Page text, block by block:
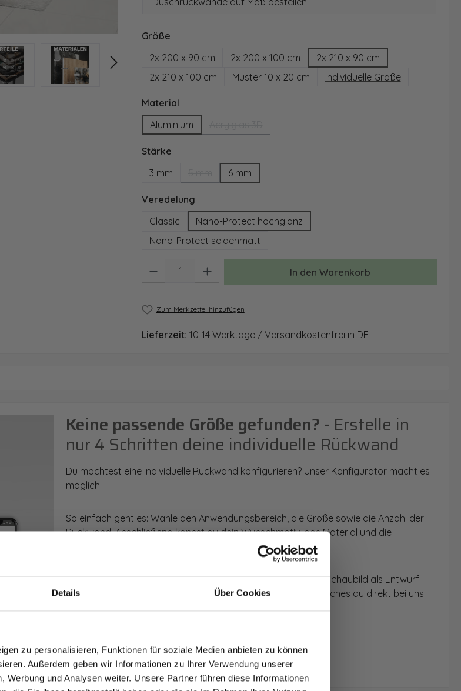
Details Über Cookies
zu personalisieren, Funktionen für soziale Medien anbieten zu können
Außerdem geben wir Informationen zu Ihrer Verwendung unserer
Werbung und Analysen weiter. Unsere Partner führen diese Informationen
Größeauswählen
2x 200 x 90 cm
2x 200 x 100 cm
2x 210 x 90 cm
2x 210 x 100 cm
Muster 10 x 20 cm Individuelle Größe
Materialauswählen
Aluminium
Stärkeauswählen
3 mm
(Diese Option ist zurzeit nicht verfügbar.)
6 mm
Veredelungauswählen
Classic
Nano-Protect hochglanz
Nano-Protect seidenmatt
Produkt Anzahl: Gib den gewünschten Wert ein oder benutze die Schaltflächen
In den Warenkorb
Zum Merkzettel hinzufügen
Lieferzeit: 10-14 Werktage / Versandkostenfrei in DE
Keine passende Größe gefunden? - Erstelle in
nur 4 Schritten deine individuelle Rückwand
Du möchtest eine individuelle Rückwand konfigurieren? Unser Konfigurator macht es
möglich.
So einfach geht es: Wähle den Anwendungsbereich, die Größe sowie die Anzahl der
Rückwand. Anschließend kannst du dein Wunschmotiv, das Material und die
Mithilfe unseres Konfigurators werden dir die Rückwände im Schaubild als Entwurf
dargestellt. Parallel erhältst du dein individuelles Angebot, welches du direkt bei uns
bestellen kannst.
Zum Konfigurator
Jetzt zum Newsletter anmelden.